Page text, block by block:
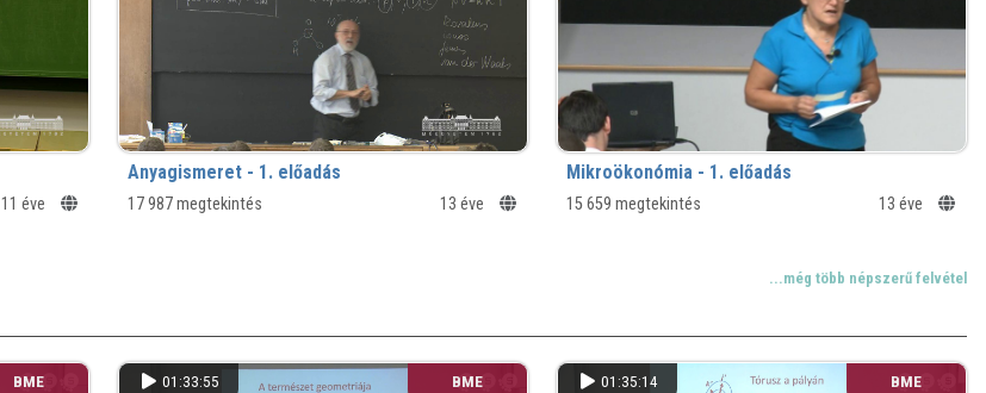
11 éve
Anyagismeret - 1. előadás
17 987 megtekintés 13 éve
Mikroökonómia - 1. előadás
15 659 megtekintés 13 éve
...még több népszerű felvétel
BME 01:33:55 BME 01:35:14 BME